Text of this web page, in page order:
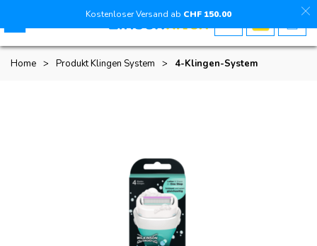
Home > Produkt Klingen System > 4-Klingen-System
Kostenloser Versand ab CHF 150.00